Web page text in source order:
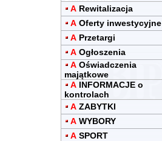
A Rewitalizacja
A Oferty inwestycyjne
A Przetargi
A Ogłoszenia
A Oświadczenia
majątkowe
A INFORMACJE o
kontrolach
A ZABYTKI
A WYBORY
A SPORT